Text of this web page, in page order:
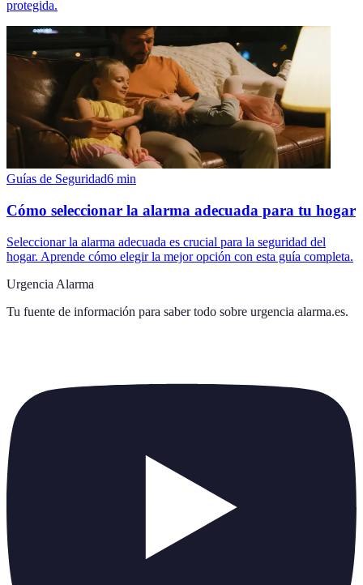
protegida.
Guías de Seguridad6 min
Cómo seleccionar la alarma adecuada para tu hogar
Seleccionar la alarma adecuada es crucial para la seguridad del
hogar. Aprende cómo elegir la mejor opción con esta guía completa.
Urgencia Alarma
Tu fuente de información para saber todo sobre urgencia alarma.es.